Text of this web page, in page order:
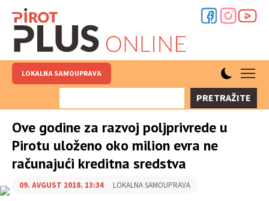
LOKALNA SAMOUPRAVA
PRETRAŽITE
Ove godine za razvoj poljprivrede u
Pirotu uloženo oko milion evra ne
računajući kreditna sredstva
09. AVGUST 2018. 13:34 LOKALNA SAMOUPRAVA